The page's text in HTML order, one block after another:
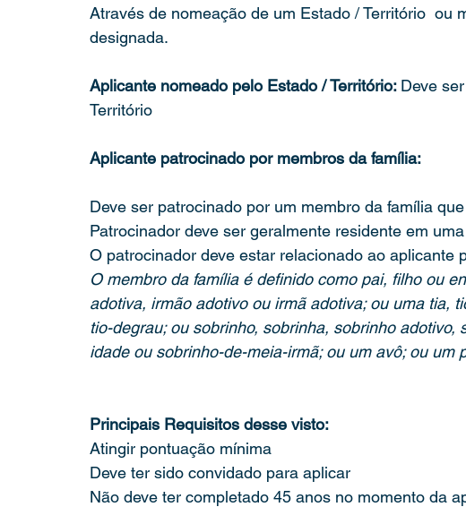
Através de nomeação de um Estado / Território  ou
designada.
Aplicante nomeado pelo Estado / Território: Deve
Território
Aplicante patrocinado por membros da família:
Deve ser patrocinado por um membro da família
Patrocinador deve ser geralmente residente em
O patrocinador deve estar relacionado ao aplicante
O membro da família é definido como pai, filho ou
adotiva, irmão adotivo ou irmã adotiva; ou uma tia,
tio-degrau; ou sobrinho, sobrinha, sobrinho
idade ou sobrinho-de-meia-irmã; ou um avô; ou um
Principais Requisitos desse visto:
Atingir pontuação mínima
Deve ter sido convidado para aplicar
Não deve ter completado 45 anos no momento da